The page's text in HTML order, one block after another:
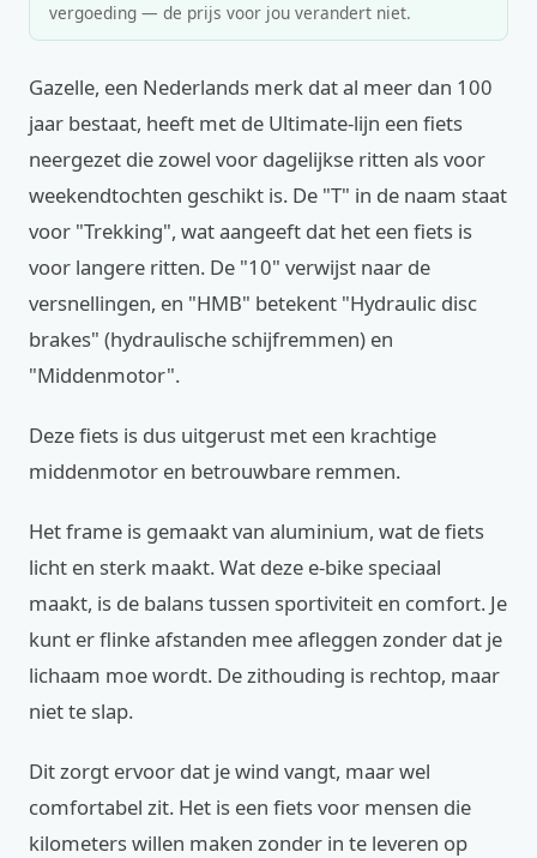
vergoeding — de prijs voor jou verandert niet.
Gazelle, een Nederlands merk dat al meer dan 100
jaar bestaat, heeft met de Ultimate-lijn een fiets
neergezet die zowel voor dagelijkse ritten als voor
weekendtochten geschikt is. De "T" in de naam staat
voor "Trekking", wat aangeeft dat het een fiets is
voor langere ritten. De "10" verwijst naar de
versnellingen, en "HMB" betekent "Hydraulic disc
brakes" (hydraulische schijfremmen) en
"Middenmotor".
Deze fiets is dus uitgerust met een krachtige
middenmotor en betrouwbare remmen.
Het frame is gemaakt van aluminium, wat de fiets
licht en sterk maakt. Wat deze e-bike speciaal
maakt, is de balans tussen sportiviteit en comfort. Je
kunt er flinke afstanden mee afleggen zonder dat je
lichaam moe wordt. De zithouding is rechtop, maar
niet te slap.
Dit zorgt ervoor dat je wind vangt, maar wel
comfortabel zit. Het is een fiets voor mensen die
kilometers willen maken zonder in te leveren op